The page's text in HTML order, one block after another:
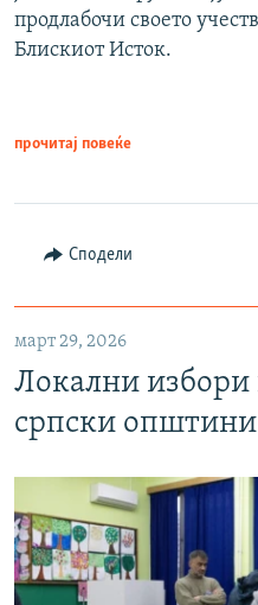
продлабочи своето
Блискиот Исток.
прочитај повеќе
Сподели
март 29, 2026
Локални избори
српски општини